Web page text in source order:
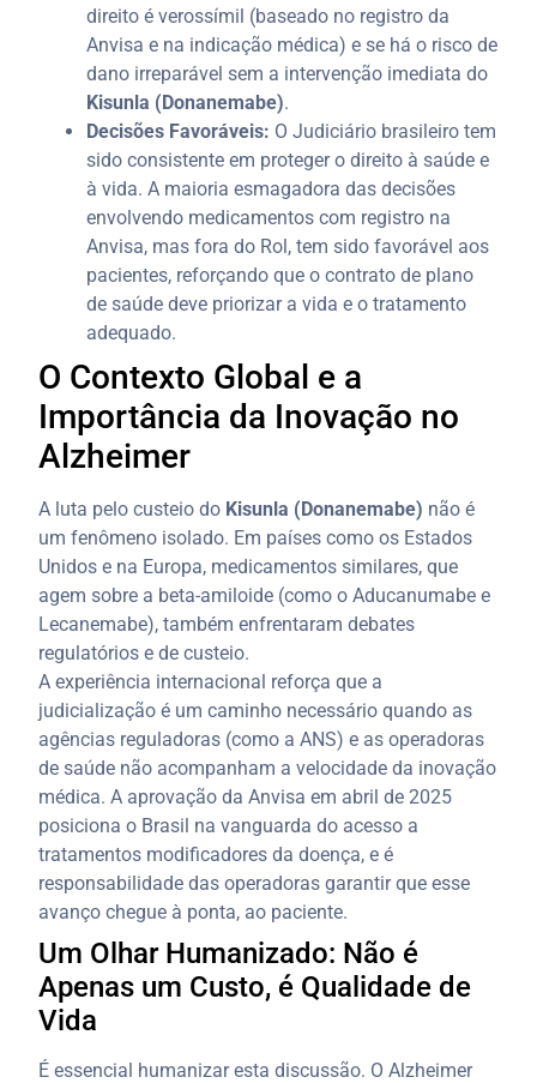
direito é verossímil (baseado no registro da
Anvisa e na indicação médica) e se há o risco de
dano irreparável sem a intervenção imediata do
Kisunla (Donanemabe).
Decisões Favoráveis: O Judiciário brasileiro tem
sido consistente em proteger o direito à saúde e
à vida. A maioria esmagadora das decisões
envolvendo medicamentos com registro na
Anvisa, mas fora do Rol, tem sido favorável aos
pacientes, reforçando que o contrato de plano
de saúde deve priorizar a vida e o tratamento
adequado.
O Contexto Global e a
Importância da Inovação no
Alzheimer
A luta pelo custeio do Kisunla (Donanemabe) não é
um fenômeno isolado. Em países como os Estados
Unidos e na Europa, medicamentos similares, que
agem sobre a beta-amiloide (como o Aducanumabe e
Lecanemabe), também enfrentaram debates
regulatórios e de custeio.
A experiência internacional reforça que a
judicialização é um caminho necessário quando as
agências reguladoras (como a ANS) e as operadoras
de saúde não acompanham a velocidade da inovação
médica. A aprovação da Anvisa em abril de 2025
posiciona o Brasil na vanguarda do acesso a
tratamentos modificadores da doença, e é
responsabilidade das operadoras garantir que esse
avanço chegue à ponta, ao paciente.
Um Olhar Humanizado: Não é
Apenas um Custo, é Qualidade de
Vida
É essencial humanizar esta discussão. O Alzheimer